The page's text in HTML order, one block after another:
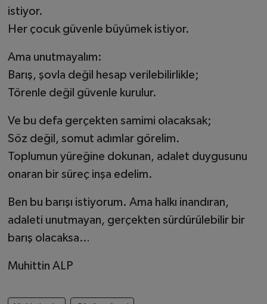
istiyor.
Her çocuk güvenle büyümek istiyor.
Ama unutmayalım:
Barış, şovla değil hesap verilebilirlikle;
Törenle değil güvenle kurulur.
Ve bu defa gerçekten samimi olacaksak;
Söz değil, somut adımlar görelim.
Toplumun yüreğine dokunan, adalet duygusunu
onaran bir süreç inşa edelim.
Ben bu barışı istiyorum. Ama halkı inandıran,
adaleti unutmayan, gerçekten sürdürülebilir bir
barış olacaksa…
Muhittin ALP